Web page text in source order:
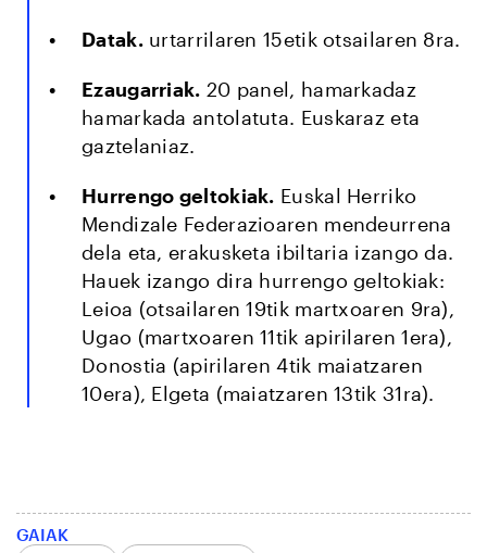
Datak.urtarrilaren 15etik otsailaren 8ra.
Ezaugarriak. 20 panel, hamarkadaz
hamarkada antolatuta. Euskaraz eta
gaztelaniaz.
Hurrengo geltokiak. Euskal Herriko
Mendizale Federazioaren mendeurrena
dela eta, erakusketa ibiltaria izango da.
Hauek izango dira hurrengo geltokiak:
Leioa (otsailaren 19tik martxoaren 9ra),
Ugao (martxoaren 11tik apirilaren 1era),
Donostia (apirilaren 4tik maiatzaren
10era), Elgeta (maiatzaren 13tik 31ra).
GAIAK